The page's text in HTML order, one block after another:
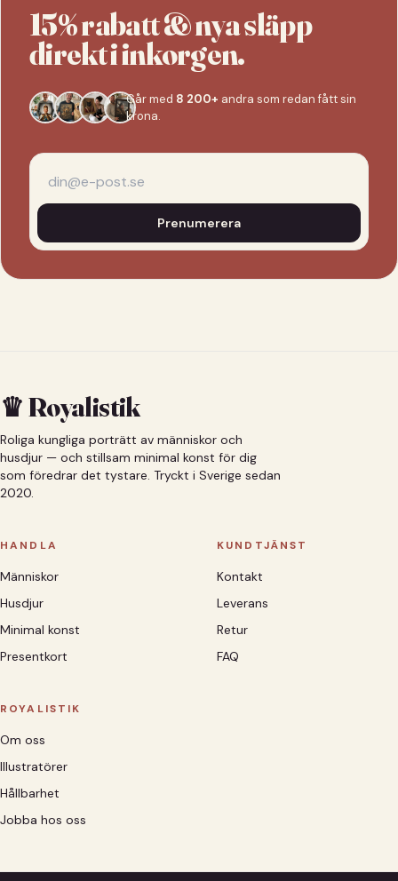
15% rabatt & nya släpp
direkt i inkorgen.
Går med 8 200+ andra som redan fått sin
krona.
Prenumerera
♛ Royalistik
Roliga kungliga porträtt av människor och
husdjur — och stillsam minimal konst för dig
som föredrar det tystare. Tryckt i Sverige sedan
2020.
HANDLA
Människor
Husdjur
Minimal konst
Presentkort
KUNDTJÄNST
Kontakt
Leverans
Retur
FAQ
ROYALISTIK
Om oss
Illustratörer
Hållbarhet
Jobba hos oss